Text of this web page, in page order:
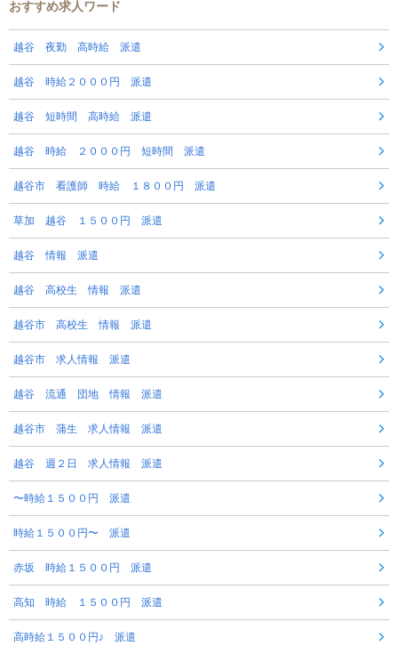
おすすめ求人ワード
越谷 夜勤 高時給 派遣
越谷 時給２０００円 派遣
越谷 短時間 高時給 派遣
越谷 時給 ２０００円 短時間 派遣
越谷市 看護師 時給 １８００円 派遣
草加 越谷 １５００円 派遣
越谷 情報 派遣
越谷 高校生 情報 派遣
越谷市 高校生 情報 派遣
越谷市 求人情報 派遣
越谷 流通 団地 情報 派遣
越谷市 蒲生 求人情報 派遣
越谷 週２日 求人情報 派遣
〜時給１５００円 派遣
時給１５００円〜 派遣
赤坂 時給１５００円 派遣
高知 時給 １５００円 派遣
高時給１５００円♪ 派遣